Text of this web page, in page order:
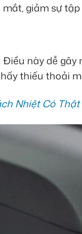
giảm sự
này dễ gây
thiếu thoải
Nhiệt Có Thật